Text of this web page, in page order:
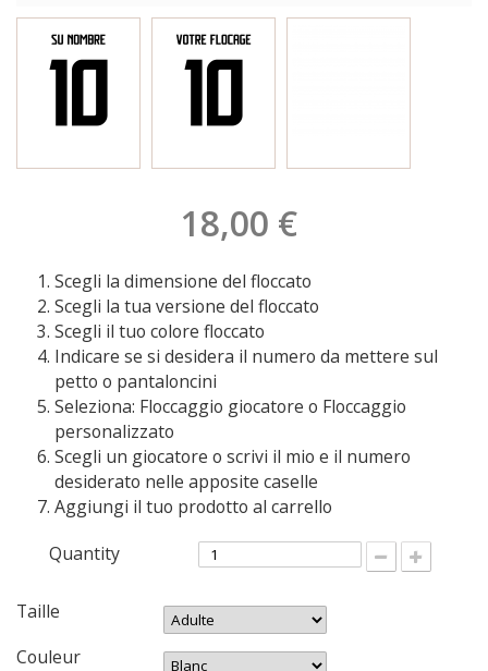
18,00 €
Scegli la dimensione del floccato
Scegli la tua versione del floccato
Scegli il tuo colore floccato
Indicare se si desidera il numero da mettere sul
petto o pantaloncini
Seleziona: Floccaggio giocatore o Floccaggio
personalizzato
Scegli un giocatore o scrivi il mio e il numero
desiderato nelle apposite caselle
Aggiungi il tuo prodotto al carrello
Quantity
Taille
Couleur